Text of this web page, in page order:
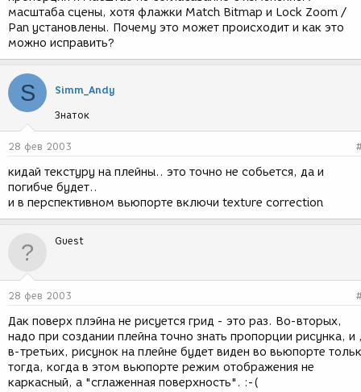
масштаба сцены, хотя флажки Match Bitmap и Lock Zoom /
Pan установлены. Почему это может происходит и как это
можно исправить?
S Simm_Andy
Знаток
28 фев 2003
кидай текстуру на плейны.. это точно не собьется, да и
погибче будет..
и в перспективном вьюпорте включи texture correction
Guest
28 фев 2003
Дак поверх плэйна не рисуется грид - это раз. Во-вторых,
надо при создании плейна точно знать пропорции рисунка, и
в-третьих, рисунок на плейне будет виден во вьюпорте
тогда, когда в этом вьюпорте режим отображения не
каркасный, а "сглаженная поверхность". :-(